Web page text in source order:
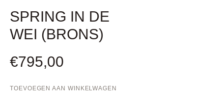
SPRING IN DE
WEI (BRONS)
€795,00
TOEVOEGEN AAN WINKELWAGEN